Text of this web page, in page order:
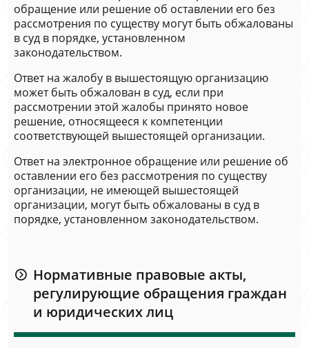
обращение или решение об оставлении его без
рассмотрения по существу могут быть обжалованы
в суд в порядке, установленном
законодательством.
Ответ на жалобу в вышестоящую организацию
может быть обжалован в суд, если при
рассмотрении этой жалобы принято новое
решение, относящееся к компетенции
соответствующей вышестоящей организации.
Ответ на электронное обращение или решение об
оставлении его без рассмотрения по существу
организации, не имеющей вышестоящей
организации, могут быть обжалованы в суд в
порядке, установленном законодательством.
Нормативные правовые акты,
регулирующие обращения граждан
и юридических лиц